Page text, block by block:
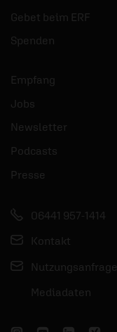
Gebet beim ERF
Spenden
Empfang
Jobs
Newsletter
Podcasts
Presse
06441 957-1414
Kontakt
Nutzungsanfrage
Mediadaten